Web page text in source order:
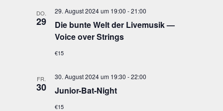
DO.
29
Die bun­te Welt der Live­mu­sik —
Voice over Strings
29. August 2024 um 19:00 -21:00
€15
FR.
30 Juni­or-Bat-Night
30. August 2024 um 19:30 -22:00
€15